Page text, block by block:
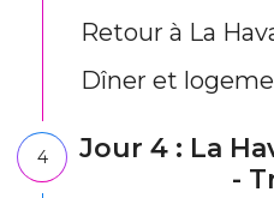
Retour à La
Dîner et
4
Jour 4 : La
-